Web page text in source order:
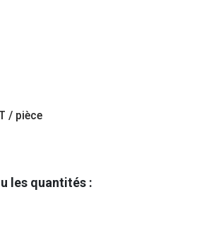
/ pièce
les quantités :